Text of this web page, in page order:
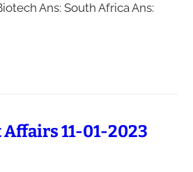
Ans: South Africa Ans:
11-01-2023